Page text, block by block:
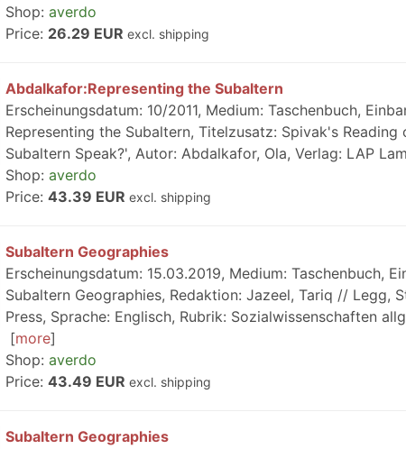
Shop: averdo
Price: 26.29 EUR excl. shipping
Abdalkafor:Representing the Subaltern
Erscheinungsdatum: 10/2011, Medium: Taschenbuch,
Representing the Subaltern, Titelzusatz: Spivak's
Subaltern Speak?', Autor: Abdalkafor, Ola, Verlag: LAP
Shop: averdo
Price: 43.39 EUR excl. shipping
Subaltern Geographies
Erscheinungsdatum: 15.03.2019, Medium: Taschenbuch,
Subaltern Geographies, Redaktion: Jazeel, Tariq // Legg,
Press, Sprache: Englisch, Rubrik: Sozialwissenschaften
more
Shop: averdo
Price: 43.49 EUR excl. shipping
Subaltern Geographies